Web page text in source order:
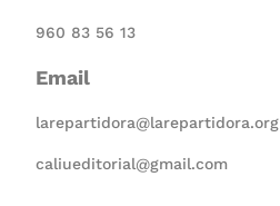
960 83 56 13
Email
larepartidora@larepartidora.org
caliueditorial@gmail.com